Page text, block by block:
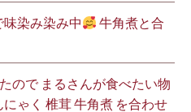
染み染み中
牛角煮と合
ので まるさんが食べたい物
ゃく 椎茸 牛角煮 を合わせ